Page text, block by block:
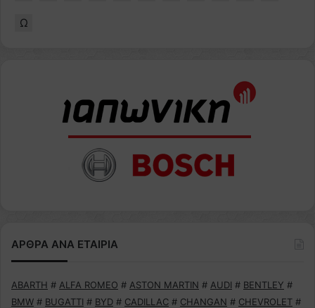
Ω
ΑΡΘΡΑ ΑΝΑ ΕΤΑΙΡΙΑ
ABARTH # ALFA ROMEO # ASTON MARTIN # AUDI # BENTLEY #
BMW # BUGATTI # BYD # CADILLAC # CHANGAN # CHEVROLET #